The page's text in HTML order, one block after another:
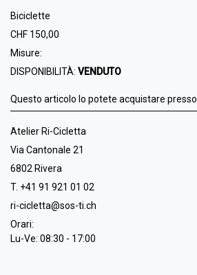
Biciclette
CHF 150,00
Misure:
DISPONIBILITÀ: VENDUTO
Questo articolo lo potete acquistare presso
Atelier Ri-Cicletta
Via Cantonale 21
6802 Rivera
T. +41 91 921 01 02
ri-cicletta@sos-ti.ch
Orari:
Lu-Ve: 08:30 - 17:00